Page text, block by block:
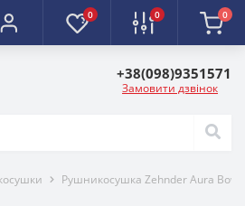
0 0 0
+38(098)9351571
Замовити дзвінок
Рушникосушка Zehnder Aura Bow